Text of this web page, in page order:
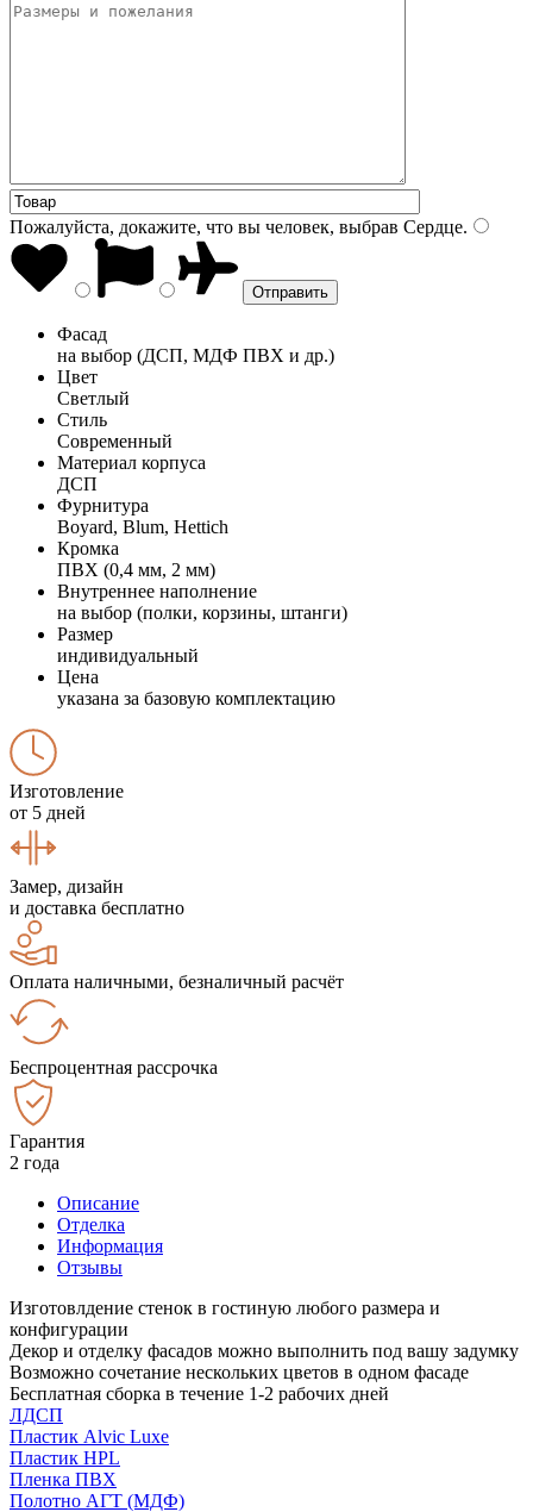
Пожалуйста, докажите, что вы человек, выбрав Сердце.
Фасад
на выбор (ДСП, МДФ ПВХ и др.)
Цвет
Светлый
Стиль
Современный
Материал корпуса
ДСП
Фурнитура
Boyard, Blum, Hettich
Кромка
ПВХ (0,4 мм, 2 мм)
Внутреннее наполнение
на выбор (полки, корзины, штанги)
Размер
индивидуальный
Цена
указана за базовую комплектацию
Изготовление
от 5 дней
Замер, дизайн
и доставка бесплатно
Оплата наличными, безналичный расчёт
Беспроцентная рассрочка
Гарантия
2 года
Описание
Отделка
Информация
Отзывы
Изготовлдение стенок в гостиную любого размера и
конфигурации
Декор и отделку фасадов можно выполнить под вашу задумку
Возможно сочетание нескольких цветов в одном фасаде
Бесплатная сборка в течение 1-2 рабочих дней
ЛДСП
Пластик Alvic Luxe
Пластик HPL
Пленка ПВХ
Полотно АГТ (МДФ)